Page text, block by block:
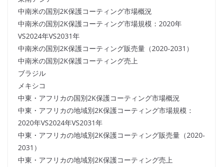
中南米の国別2K保護コーティング市場概況
中南米の国別2K保護コーティング市場規模：2020年
VS2024年VS2031年
中南米の国別2K保護コーティング販売量（2020-2031）
中南米の国別2K保護コーティング売上
ブラジル
メキシコ
中東・アフリカの国別2K保護コーティング市場概況
中東・アフリカの地域別2K保護コーティング市場規模：
2020年VS2024年VS2031年
中東・アフリカの地域別2K保護コーティング販売量（2020-
2031）
中東・アフリカの地域別2K保護コーティング売上